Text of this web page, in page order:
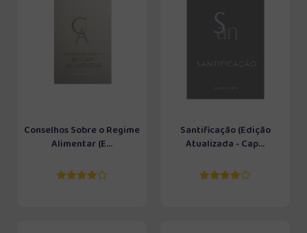
Conselhos Sobre o Regime
Alimentar (E...
Santificação (Edição
Atualizada - Cap...